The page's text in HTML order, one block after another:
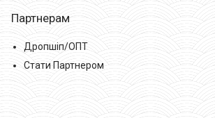
Партнерам
Дропшіп/ОПТ
Стати Партнером